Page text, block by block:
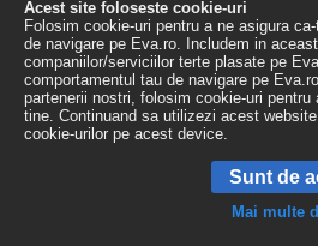
Acest site foloseste cookie-uri
Folosim cookie-uri pentru a ne asigura
de navigare pe Eva.ro. Includem in
companiilor/serviciilor terte plasate pe
comportamentul tau de navigare pe
partenerii nostri, folosim cookie-uri
tine. Continuand sa utilizezi acest
cookie-urilor pe acest device.
Sunt de
Mai multe